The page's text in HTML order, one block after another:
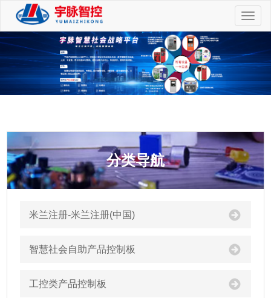
切
换
航
分类导航
米兰注册-米兰注册(中国)
智慧社会自助产品控制板
工控类产品控制板